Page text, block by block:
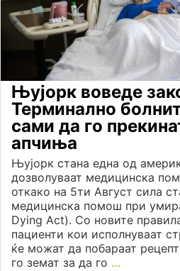
Њујорк воведе
Терминално
сами да го
апчиња
Њујорк стана една од
дозволуваат медицинска
откако на 5ти Август сила
медицинска помош при
Dying Act). Со новите
пациенти кои исполнуваат
ќе можат да побараат
го земат за да го …